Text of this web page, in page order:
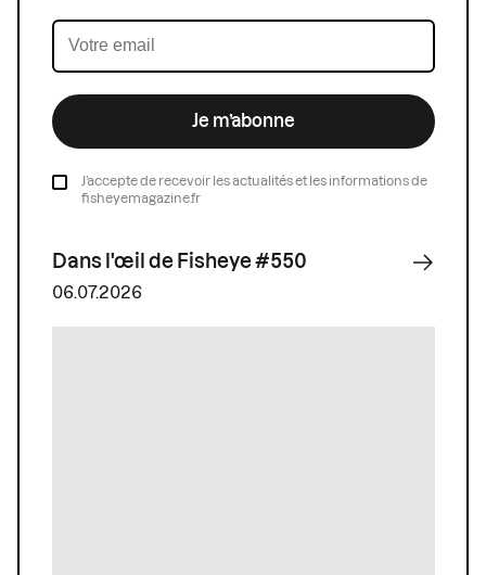
Je m’abonne
J’accepte de recevoir les actualités et les informations de
fisheyemagazine.fr
Dans l'œil de Fisheye #550
06.07.2026